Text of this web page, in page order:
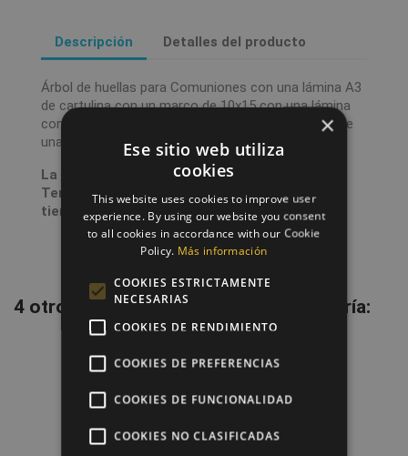
Descripción Detalles del producto
Árbol de huellas para Comuniones con una lámina A3
de cartulina con un marco de 10x15 con una lámina
con las instrucciones para los invitados, además de
una almohadilla con tinta de varios colores.
La producción dura entre 1 y 2 días laborales.
Tenedlo en cuenta a la hora de calcular el
tiempo de envío.
4 otros productos en la misma categoría:
×
Ese sitio web utiliza
cookies
This website uses cookies to improve user
experience. By using our website you consent
to all cookies in accordance with our Cookie
Policy. Más información
COOKIES ESTRICTAMENTE
NECESARIAS
COOKIES DE RENDIMIENTO
COOKIES DE PREFERENCIAS
COOKIES DE FUNCIONALIDAD
COOKIES NO CLASIFICADAS